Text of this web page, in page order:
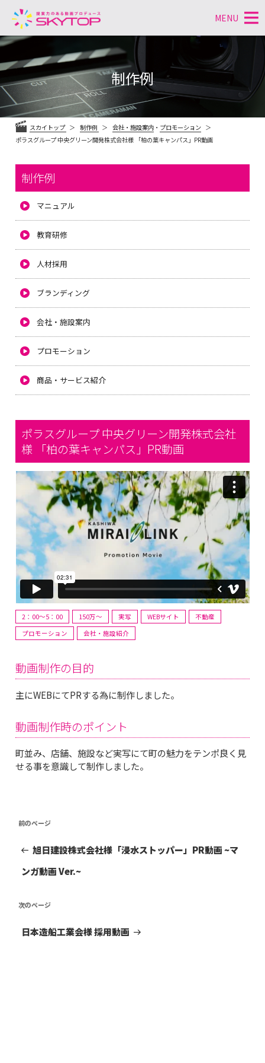
コ
テ
ツ
へ
ス
MENU
制作例
スカイトップ 制作例 会社・施設案内・ プロモーション
ポラスグループ 中央グリーン開発株式会社様 「柏の葉キャンパス」PR動画
制作例
マニュアル
教育研修
人材採用
ブランディング
会社・施設案内
プロモーション
商品・サービス紹介
ポラスグループ 中央グリーン開発株式会社
様 「柏の葉キャンパス」PR動画
2：00～5：00 150万〜 実写 WEBサイト
不動産
プロモーション
会社・施設紹介
動画制作の目的
主にWEBにてPRする為に制作しました。
動画制作時のポイント
町並み、店舗、施設など実写にて町の魅力をテンポ良く見
せる事を意識して制作しました。
投
ナ
ビ
シ
ョ
前
投
前
旭日建設株式会社様「浸水ストッパー」PR動画 ~マ
ンガ動画 Ver.~
次
投
次
日本造船工業会様 採用動画